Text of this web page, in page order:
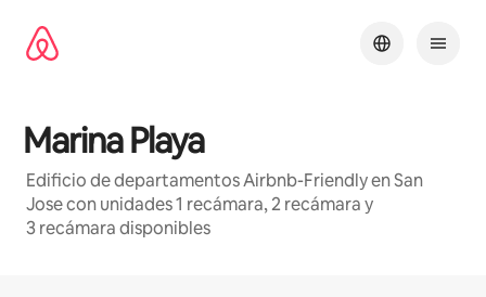
contenido
Marina Playa
Edificio de departamentos Airbnb-Friendly en San
Jose con unidades 1 recámara, 2 recámara y
3 recámara disponibles